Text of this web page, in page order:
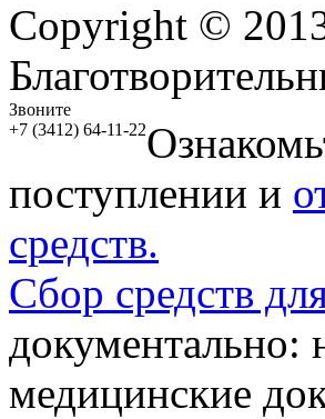
Copyright ©
Звоните
+7 (3412) 64-11-22
поступлении и
средств.
Сбор средств
документально:
медицинские